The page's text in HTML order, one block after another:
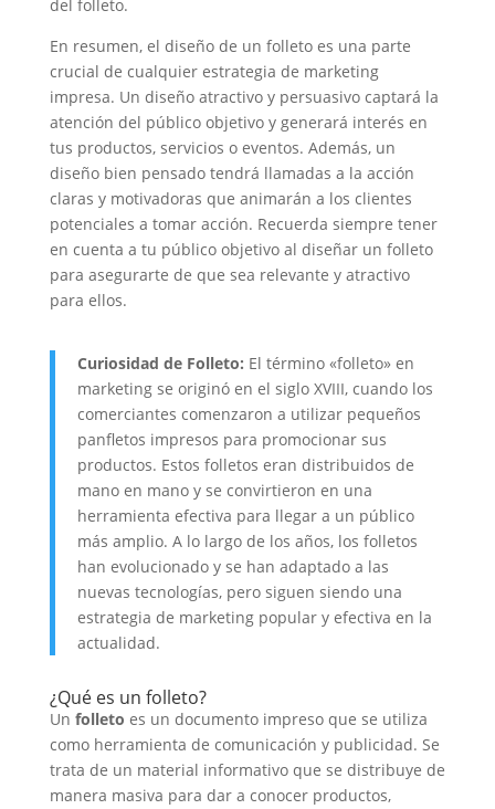
del folleto.
En resumen, el diseño de un folleto es una parte
crucial de cualquier estrategia de marketing
impresa. Un diseño atractivo y persuasivo captará la
atención del público objetivo y generará interés en
tus productos, servicios o eventos. Además, un
diseño bien pensado tendrá llamadas a la acción
claras y motivadoras que animarán a los clientes
potenciales a tomar acción. Recuerda siempre tener
en cuenta a tu público objetivo al diseñar un folleto
para asegurarte de que sea relevante y atractivo
para ellos.
Curiosidad de Folleto: El término «folleto» en
marketing se originó en el siglo XVIII, cuando los
comerciantes comenzaron a utilizar pequeños
panfletos impresos para promocionar sus
productos. Estos folletos eran distribuidos de
mano en mano y se convirtieron en una
herramienta efectiva para llegar a un público
más amplio. A lo largo de los años, los folletos
han evolucionado y se han adaptado a las
nuevas tecnologías, pero siguen siendo una
estrategia de marketing popular y efectiva en la
actualidad.
¿Qué es un folleto?
Un folleto es un documento impreso que se utiliza
como herramienta de comunicación y publicidad. Se
trata de un material informativo que se distribuye de
manera masiva para dar a conocer productos,